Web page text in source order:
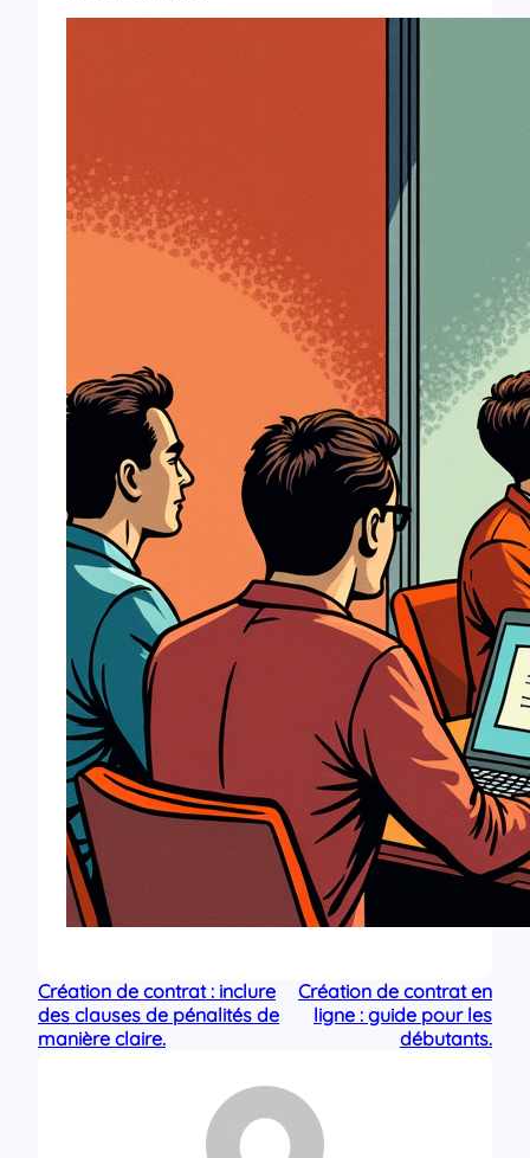
Création de contrat : inclure
des clauses de pénalités de
manière claire.
Création de contrat en
ligne : guide pour les
débutants.